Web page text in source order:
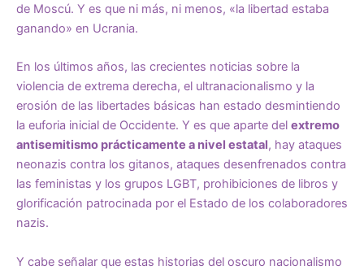
de Moscú. Y es que ni más, ni menos, «la libertad estaba
ganando» en Ucrania.
En los últimos años, las crecientes noticias sobre la
violencia de extrema derecha, el ultranacionalismo y la
erosión de las libertades básicas han estado desmintiendo
la euforia inicial de Occidente. Y es que aparte del extremo
antisemitismo prácticamente a nivel estatal, hay ataques
neonazis contra los gitanos, ataques desenfrenados contra
las feministas y los grupos LGBT, prohibiciones de libros y
glorificación patrocinada por el Estado de los colaboradores
nazis.
Y cabe señalar que estas historias del oscuro nacionalismo